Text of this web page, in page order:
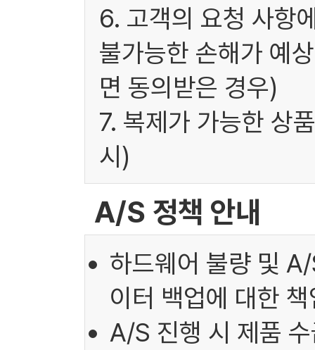
6. 고객의 요청 사항
불가능한 손해가 예
면 동의받은 경우)
7. 복제가 가능한 상
시)
A/S 정책 안내
하드웨어 불량 및
이터 백업에 대한
A/S 진행 시 제품